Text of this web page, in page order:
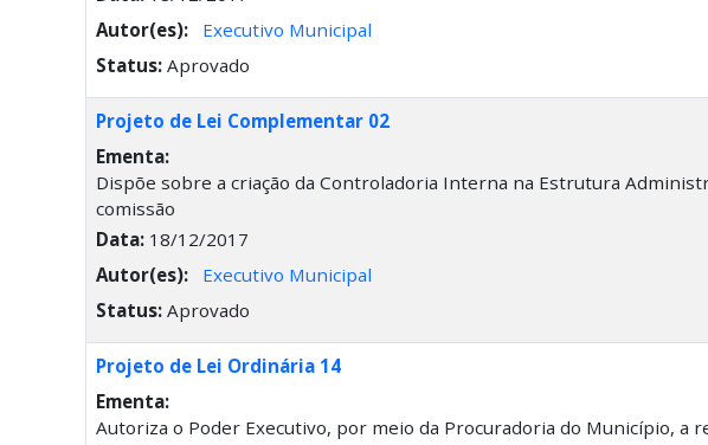
Autor(es):
Executivo Municipal
Status:Aprovado
Projeto de Lei Complementar 02
Ementa:
Dispõe sobre a criação da Controladoria Interna na Estrutura
comissão
Data:18/12/2017
Autor(es):
Executivo Municipal
Status:Aprovado
Projeto de Lei Ordinária 14
Ementa:
Autoriza o Poder Executivo, por meio da Procuradoria do Município, a